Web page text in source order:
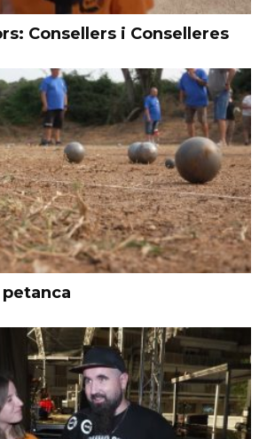
Consellers i Conselleres